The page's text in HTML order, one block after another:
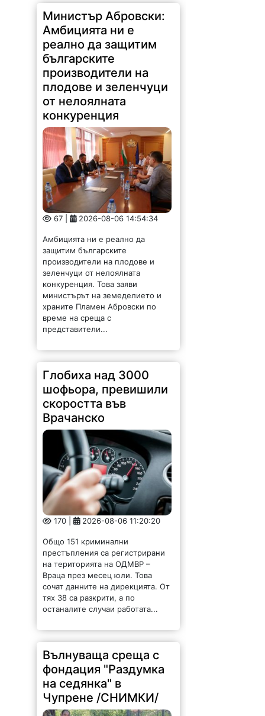
Министър Абровски:
Амбицията ни е
реално да защитим
българските
производители на
плодове и зеленчуци
от нелоялната
конкуренция
67 | 2026-08-06 14:54:34
Амбицията ни е реално да
защитим българските
производители на плодове и
зеленчуци от нелоялната
конкуренция. Това заяви
министърът на земеделието и
храните Пламен Абровски по
време на среща с
представители...
Глобиха над 3000
шофьора, превишили
скоростта във
Врачанско
170 | 2026-08-06 11:20:20
Общо 151 криминални
престъпления са регистрирани
на територията на ОДМВР –
Враца през месец юли. Това
сочат данните на дирекцията. От
тях 38 са разкрити, а по
останалите случаи работата...
Вълнуваща среща с
фондация "Раздумка
на седянка" в
Чупрене /СНИМКИ/